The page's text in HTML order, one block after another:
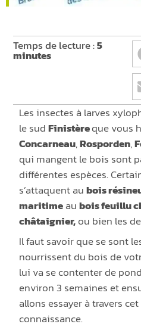
Temps de lecture :5
minutes
Les insectes à larves
le sudFinistèreque vous
Concarneau,Rosporden,
qui mangent le bois sont
différentes espèces.
s’attaquent aubois
maritimeaubois feuillu c
châtaignier,ou bien les
Il faut savoir que se sont
nourrissent du bois de
lui va se contenter de
environ 3 semaines et
allons essayer à travers
connaissance.